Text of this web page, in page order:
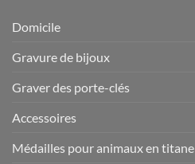
Domicile
Gravure de bijoux
Graver des porte-clés
Accessoires
Médailles pour animaux en titane